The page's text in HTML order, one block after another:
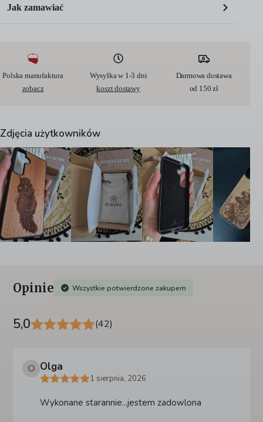
Jak zamawiać
Polska manufaktura
zobacz
Wysyłka w 1-3 dni
koszt dostawy
Darmowa dostawa
od 150 zł
Zdjęcia użytkowników
Opinie Wszystkie potwierdzone zakupem
5,0 (42)
O Olga
1 sierpnia, 2026
Wykonane starannie...jestem zadowlona